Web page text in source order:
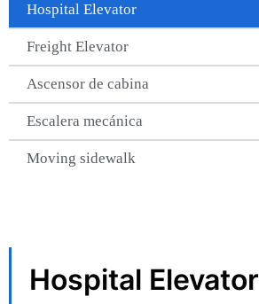
Hospital Elevator​
Freight Elevator​
Ascensor de cabina
Escalera mecánica
Moving sidewalk​
Hospital Elevator​